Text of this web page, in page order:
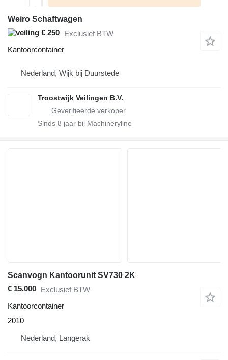
Weiro Schaftwagen
€ 250 Exclusief BTW
Kantoorcontainer
Nederland, Wijk bij Duurstede
Troostwijk Veilingen B.V.
Sinds 8 jaar bij Machineryline
Scanvogn Kantoorunit SV730 2K
€ 15.000 Exclusief BTW
Kantoorcontainer
2010
Nederland, Langerak